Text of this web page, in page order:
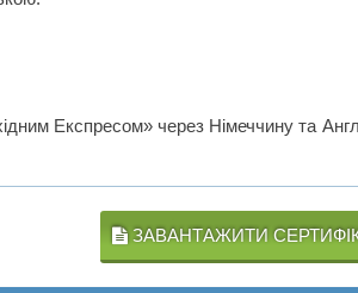
Експресом» через Німеччину та
ЗАВАНТАЖИТИ